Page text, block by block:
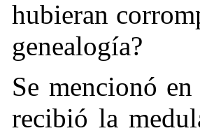
hubieran
genealogía?
Se mencionó
recibió la